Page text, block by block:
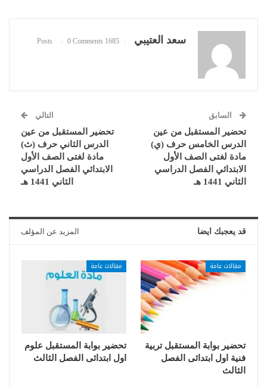
سعد العتيبي 1685 Posts
0 Comments
السابق
تحضير المستقبل من عين
الدرس الخامس حرف (ي)
مادة لغتى الصف الأول
الابتدائي الفصل الدراسي
الثاني 1441 هـ
التالي
تحضير المستقبل من عين
الدرس الثاني حرف (ث)
مادة لغتى الصف الأول
الابتدائي الفصل الدراسي
الثاني 1441 هـ
قد يعجبك ايضا المزيد عن المؤلف
مقالات عامة
تحضير بوابة المستقبل تربية
فنية اول ابتدائى الفصل
الثالث
مقالات عامة
تحضير بوابة المستقبل علوم
اول ابتدائى الفصل الثالث